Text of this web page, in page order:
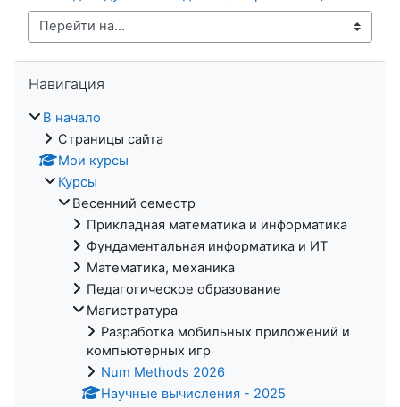
Перейти на...
Навигация
В начало
Страницы сайта
Мои курсы
Курсы
Весенний семестр
Прикладная математика и информатика
Фундаментальная информатика и ИТ
Математика, механика
Педагогическое образование
Магистратура
Разработка мобильных приложений и
компьютерных игр
Num Methods 2026
Научные вычисления - 2025